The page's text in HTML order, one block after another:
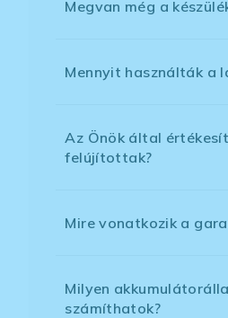
Megvan még a
Mennyit használták a
Az Önök által
felújítottak?
Mire vonatkozik a
Milyen
számíthatok?